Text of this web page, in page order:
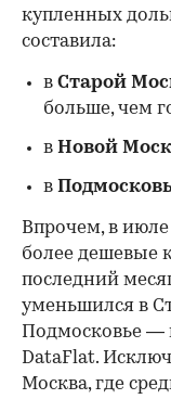
купленных
составила:
в Старой
больше, чем
в Новой
в
Впрочем, в
более дешевые
последний
уменьшился в
Подмосковье —
DataFlat.
Москва, где